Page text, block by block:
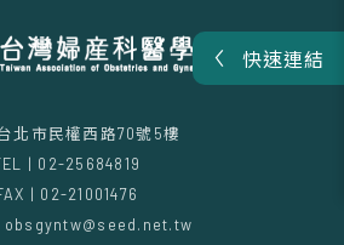
快速連結
北市民權西路70號5樓
| 02-25684819
| 02-21001476
obsgyntw@seed.net.tw